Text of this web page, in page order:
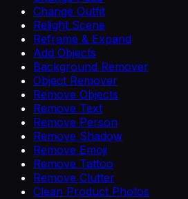
Change Outfit
Relight Scene
Reframe & Expand
Add Objects
Background Remover
Object Remover
Remove Objects
Remove Text
Remove Person
Remove Shadow
Remove Emoji
Remove Tattoo
Remove Clutter
Clean Product Photos